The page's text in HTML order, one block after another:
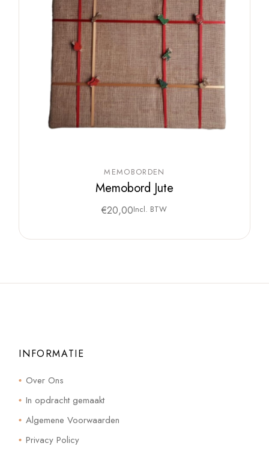
MEMOBORDEN
Memobord Jute
€20,00Incl. BTW
INFORMATIE
Over Ons
In opdracht gemaakt
Algemene Voorwaarden
Privacy Policy